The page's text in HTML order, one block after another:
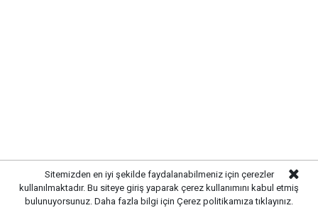
KIRIKKALE’DE HAYVAN SAĞLIĞI
Sitemizden en iyi şekilde faydalanabilmeniz için çerezler
kullanılmaktadır. Bu siteye giriş yaparak çerez kullanımını kabul etmiş
bulunuyorsunuz. Daha fazla bilgi için Çerez politikamıza tıklayınız.